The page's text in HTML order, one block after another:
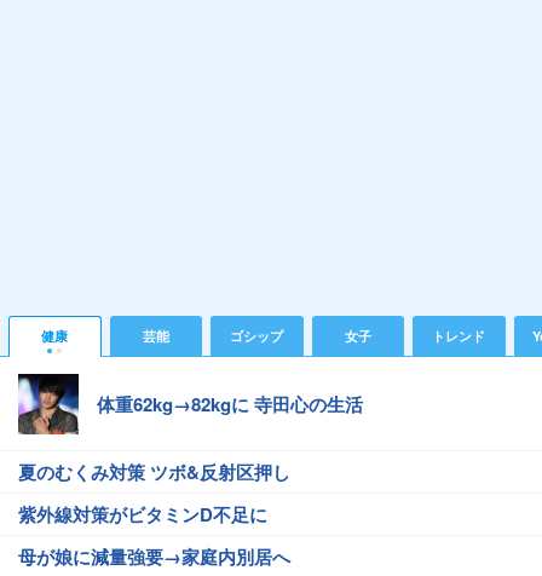
健康 芸能 ゴシップ 女子 トレンド
体重62kg→82kgに 寺田心の生活
夏のむくみ対策 ツボ&反射区押し
紫外線対策がビタミンD不足に
母が娘に減量強要→家庭内別居へ